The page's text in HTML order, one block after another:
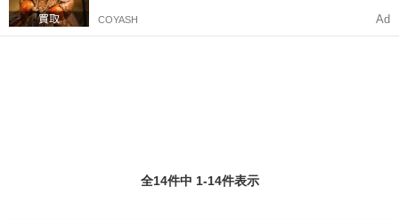
COYASH Ad
全14件中 1-14件表示